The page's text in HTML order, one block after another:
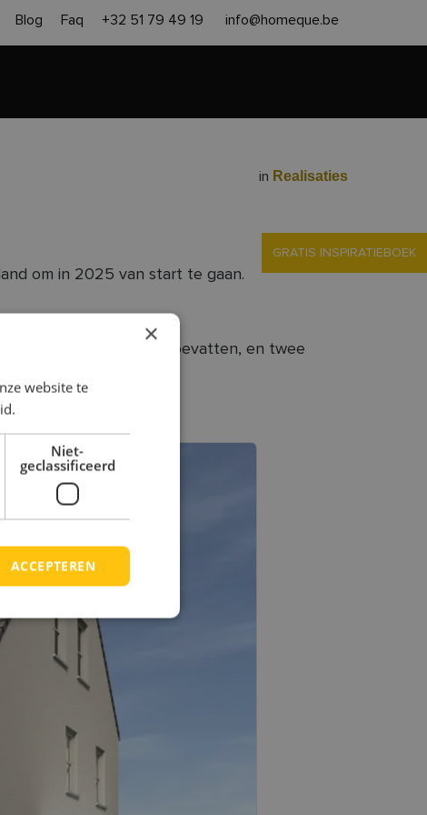
Blog Faq +32 51 79 49 19 info@homeque.be
GRATIS INSPIRATIEBOEK
om in 2025 van start te gaan.
in Realisaties
die 5 slaapkamers bevatten, en twee
×
website te
Niet-
geclassificeerd
ACCEPTEREN